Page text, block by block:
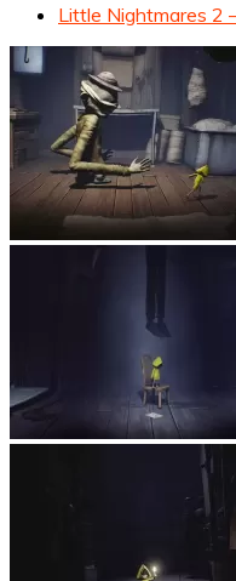
Little Nightmares 2